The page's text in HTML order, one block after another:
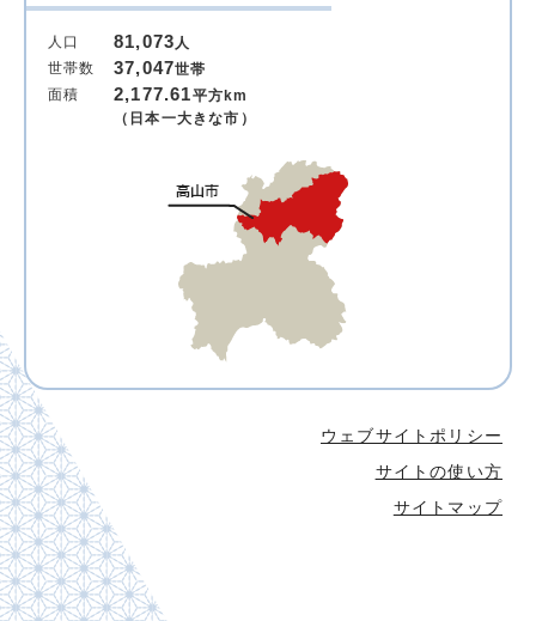
人口 81,073人
世帯数
37,047世帯
面積
2,177.61平方km
（日本一大きな市）
ウェブサイトポリシー
サイトの使い方
サイトマップ